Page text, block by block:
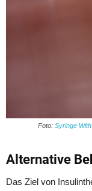
Foto: Syringe
Alternative
Das Ziel von